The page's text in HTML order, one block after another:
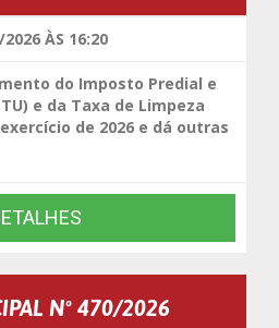
ÀS 16:20
do Imposto Predial e
e da Taxa de Limpeza
de 2026 e dá outras
Nº 470/2026